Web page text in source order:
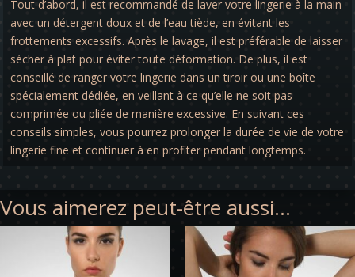
Tout d’abord, il est recommandé de laver votre lingerie à la main
avec un détergent doux et de l’eau tiède, en évitant les
frottements excessifs. Après le lavage, il est préférable de laisser
sécher à plat pour éviter toute déformation. De plus, il est
conseillé de ranger votre lingerie dans un tiroir ou une boîte
spécialement dédiée, en veillant à ce qu’elle ne soit pas
comprimée ou pliée de manière excessive. En suivant ces
conseils simples, vous pourrez prolonger la durée de vie de votre
lingerie fine et continuer à en profiter pendant longtemps.
Vous aimerez peut-être aussi…